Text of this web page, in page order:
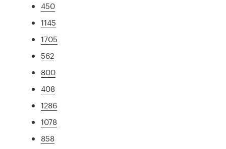
450
1145
1705
562
800
408
1286
1078
858